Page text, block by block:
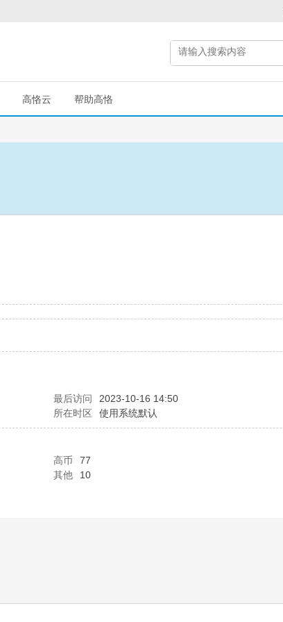
高恪云 帮助高恪
最后访问
2023-10-16 14:50
所在时区 使用系统默认
高币
77
其他
10